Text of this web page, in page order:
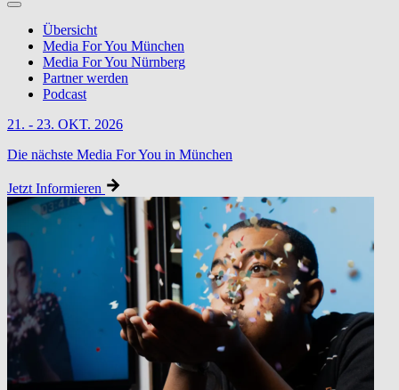
Übersicht
Media For You München
Media For You Nürnberg
Partner werden
Podcast
21. - 23. OKT. 2026
Die nächste Media For You in München
Jetzt Informieren